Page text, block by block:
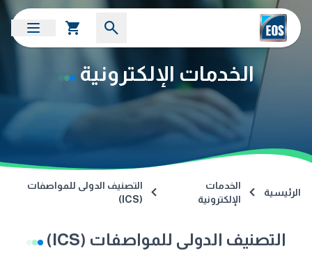
الخدمات الإلكترونية
الرئيسية
الخدمات
الإلكترونية
التصنيف الدولى للمواصفات
(ICS)
التصنيف الدولى للمواصفات (ICS)